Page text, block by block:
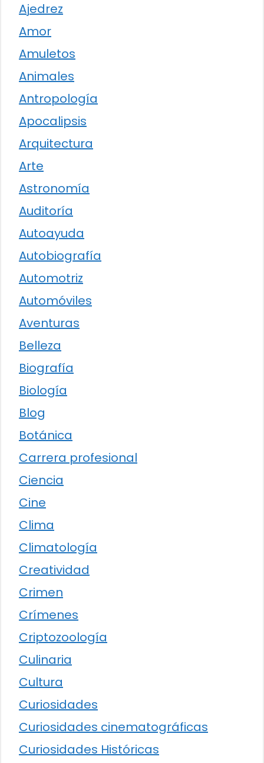
Ajedrez
Amor
Amuletos
Animales
Antropología
Apocalipsis
Arquitectura
Arte
Astronomía
Auditoría
Autoayuda
Autobiografía
Automotriz
Automóviles
Aventuras
Belleza
Biografía
Biología
Blog
Botánica
Carrera profesional
Ciencia
Cine
Clima
Climatología
Creatividad
Crimen
Crímenes
Criptozoología
Culinaria
Cultura
Curiosidades
Curiosidades cinematográficas
Curiosidades Históricas